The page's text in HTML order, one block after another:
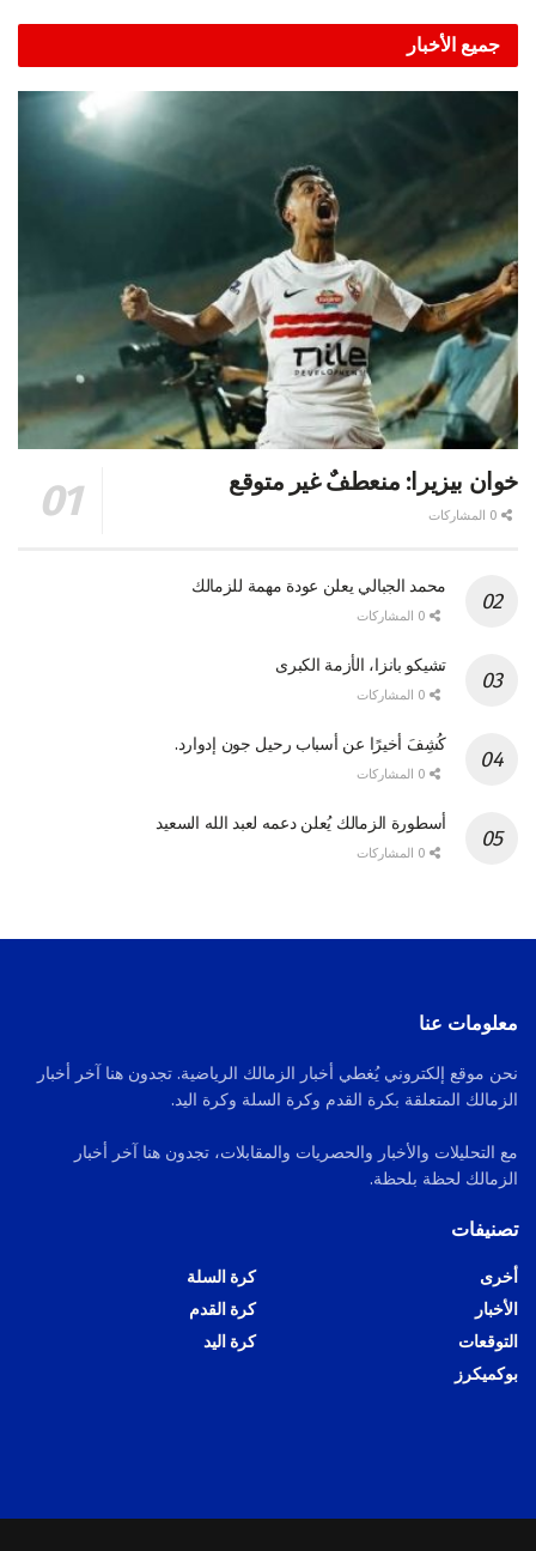
جميع الأخبار
خوان بيزيرا: منعطفٌ غير متوقع
محمد الجبالي يعلن عودة مهمة للزمالك
تشيكو بانزا، الأزمة الكبرى
كُشِفَ أخيرًا عن أسباب رحيل جون إدوارد.
أسطورة الزمالك يُعلن دعمه لعبد الله السعيد
معلومات عنا
نحن موقع إلكتروني يُغطي أخبار الزمالك الرياضية. تجدون هنا آخر أخبار
الزمالك المتعلقة بكرة القدم وكرة السلة وكرة اليد.
مع التحليلات والأخبار والحصريات والمقابلات، تجدون هنا آخر أخبار
الزمالك لحظة بلحظة.
تصنيفات
أخرى
الأخبار
التوقعات
بوكميكرز
كرة السلة
كرة القدم
كرة اليد